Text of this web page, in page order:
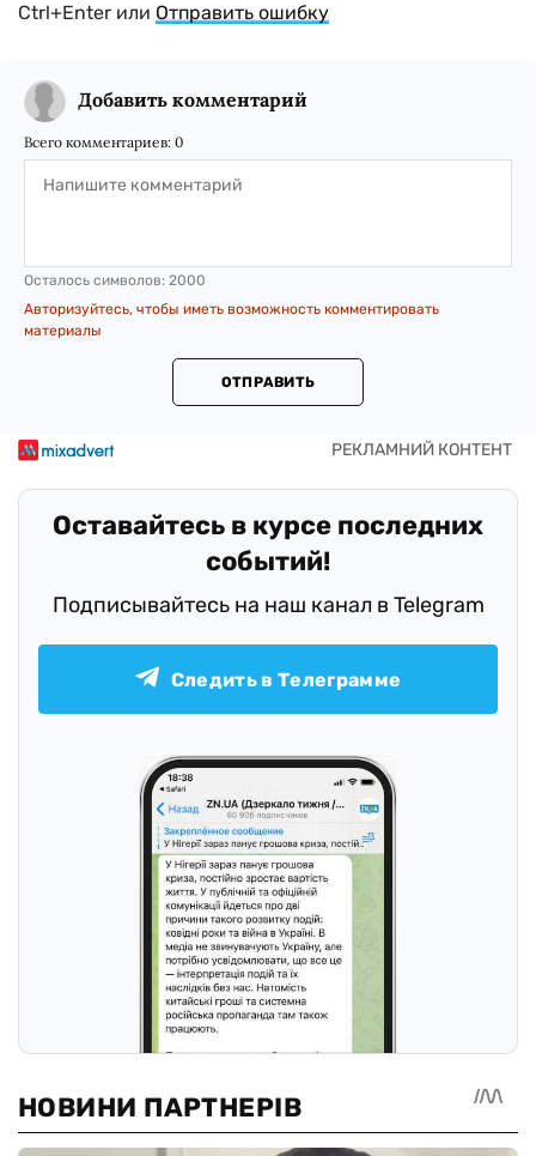
Ctrl+Enter или Отправить ошибку
Добавить комментарий
Всего комментариев: 0
Осталось символов: 2000
Авторизуйтесь, чтобы иметь возможность комментировать
материалы
ОТПРАВИТЬ
Оставайтесь в курсе последних
событий!
Подписывайтесь на наш канал в Telegram
Следить в Телеграмме